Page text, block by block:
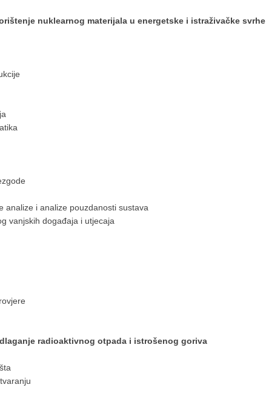
nuklearnog materijala u energetske i istraživačke svrhe
analize i analize pouzdanosti sustava
vanjskih događaja i utjecaja
radioaktivnog otpada i istrošenog goriva